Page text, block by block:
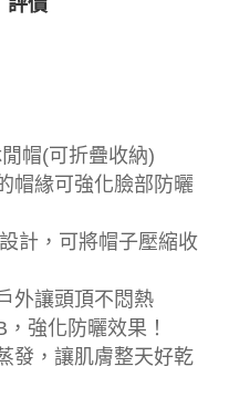
帽(可折疊收納)
帽緣可強化臉部防曬
計，可將帽子壓縮收
外讓頭頂不悶熱
強化防曬效果！
發，讓肌膚整天好乾